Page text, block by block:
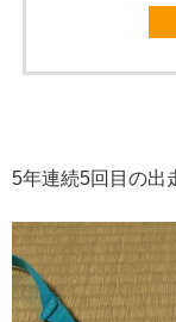
5年連続5回目の出